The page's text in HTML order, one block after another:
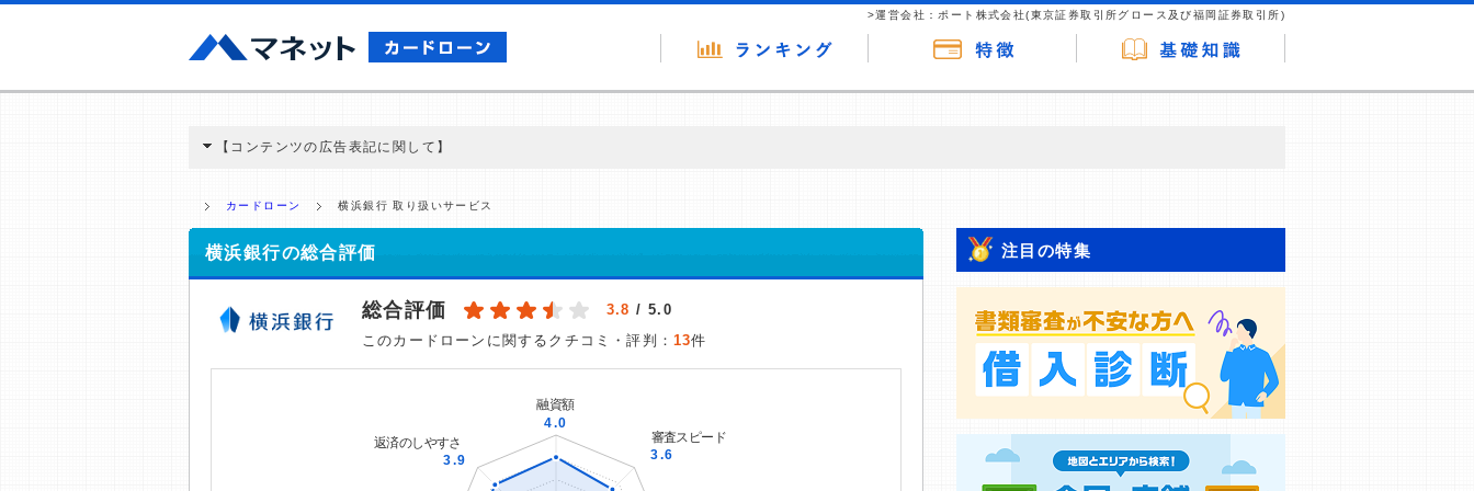
>運営会社：ポート株式会社(東京証券取引所グロース及び福岡証券取引所)
【コンテンツの広告表記に関して】
ミ収集などに基づき、公平性を担保した情報提供を行っています。
>提携企業一覧
カードローン 横浜銀行 取り扱いサービス
横浜銀行の総合評価
総合評価 3.8 / 5.0
このカードローンに関するクチコミ・評判： 13件
注目の特集